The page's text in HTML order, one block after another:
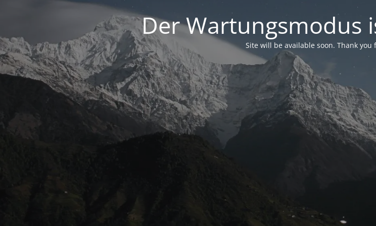
Der Wartungsmodus
Site will be available soon. Thank you